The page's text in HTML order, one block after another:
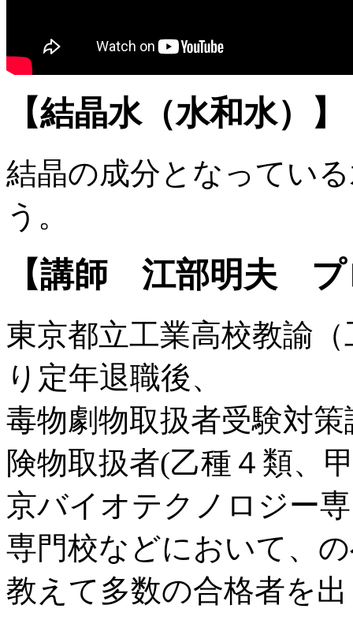
【結晶水（水和水）】
結晶の成分となってい
う。
【講師 江部明夫 プ
東京都立工業高校教諭
り定年退職後、
毒物劇物取扱者受験対
険物取扱者(乙種４類、
京バイオテクノロジー
専門校などにお­いて、
教えて多数の合格者を